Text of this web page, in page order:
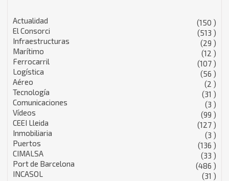
Actualidad
(150 )
El Consorci
(513 )
Infraestructuras
(29 )
Marítimo
(12 )
Ferrocarril
(107 )
Logística
(56 )
Aéreo
(2 )
Tecnología
(31 )
Comunicaciones
(3 )
Vídeos
(99 )
CEEI Lleida
(127 )
Inmobiliaria
(3 )
Puertos
(136 )
CIMALSA
(33 )
Port de Barcelona
(486 )
INCASOL
(31 )